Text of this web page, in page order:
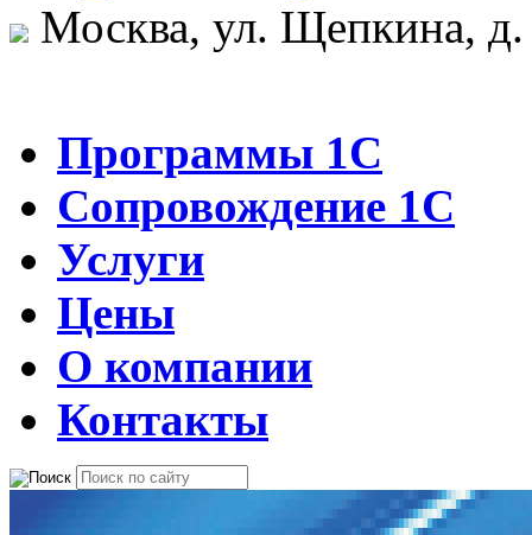
Москва, ул. Щепкина,
Программы 1С
Сопровождение 1С
Услуги
Цены
О компании
Контакты